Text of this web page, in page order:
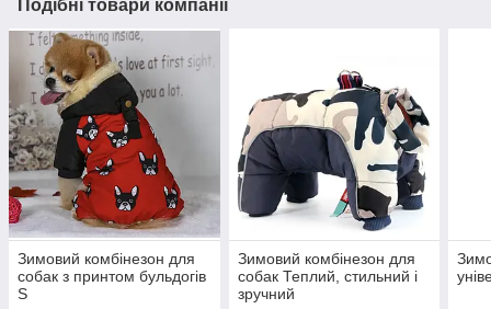
Подібні товари компанії
Зимовий комбінезон для
собак з принтом бульдогів
S
Зимовий комбінезон для
собак Теплий, стильний і
зручний